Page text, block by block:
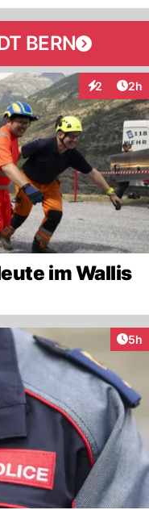
BERN
2 2h
im Wallis
5h